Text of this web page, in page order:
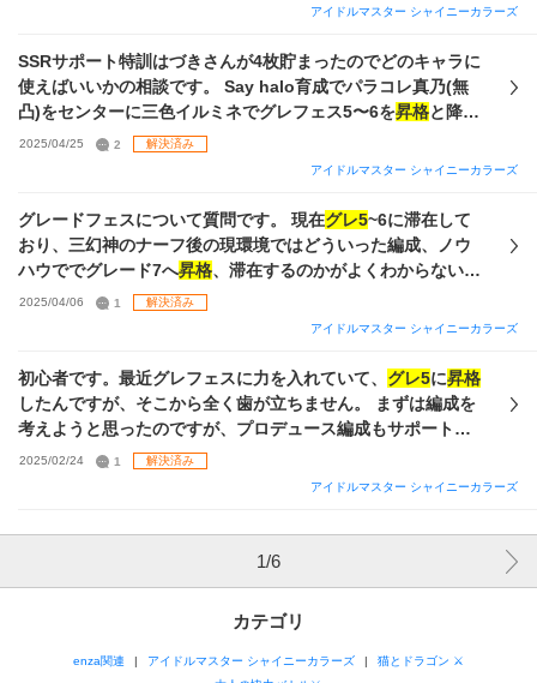
のが1番よいとのことですが、どのような編成でどのように進
メンバーの育成手順を変えていく必要があるのかなどまだ少
し理解が不十分な点があるため、何か育成チャートのような
ものがあれば教えて頂けると大変助かります。 また、グレフ
ェスの昇格難易度がまだあまりよくわかっていないので、教
えて頂いた編成と育成方法を行った場合、目標であるグレー
です。もちろん正確にわかることではないと思いますが、大
体の感覚でもいいので教えていただけると嬉しいです。 長々
と失礼しました。回答何卒よろしくお願いします。
マス知識としては、STEP実装あたりから記憶がおぼろげにな
っている状態です。 分かりづらい説明で申し訳ございません
が、ご回答いただけますと幸いです。
アイドルマスター シャイニーカラーズ
SSRサポート特訓はづきさんが4枚貯まったのでどのキャラに
使えばいいかの相談です。 Say halo育成でパラコレ真乃(無
凸)をセンターに三色イルミネでグレフェス5〜6を昇格と降格
を繰り返しています。写真1枚目が編成パーティーです。
Le【杜野凛世の印象派】杜野凛世(4凸) Vo 【roundly】緋田
野灯織（2凸） Vi 【たまゆらフレーミング】八宮めぐる（無
凸） 【283プロの日常】七草はづきを4凸にしてイルミネとシ
ーズの100パーセントバフを軸にする構成にしようと考えてい
ートも貼っておくのでこっちの方が凸におすすめなどあった
2025/04/25 2
解決済み
アイドルマスター シャイニーカラーズ
グレードフェスについて質問です。 現在グレ5~6に滞在して
おり、三幻神のナーフ後の現環境ではどういった編成、ノウ
ハウででグレード7へ昇格、滞在するのかがよくわからない状
態にあります パラコレを編成してCAで加点などぼんやりとし
か理解出来ていません アンティーカを編成して臨みたいと考
レフェスでの立ち回りをご教授願います ・パラきりは3凸ま
で可能です ・パラはづき0、トワはづきP・Sどちらか1枚、
SSRはづきP・Sともに12枚程度使用できます ・シャニアニ特
枚完凸できます ・恒常サポカについては、年内に出た物以外
は所持している状態です ・シャイニーパス未加入です。パッ
2025/04/06 1
解決済み
アイドルマスター シャイニーカラーズ
初心者です。最近グレフェスに力を入れていて、 グレ5に昇格
したんですが、そこから全く歯が立ちません。 まずは編成を
考えようと思ったのですが、プロデュース編成もサポート編
成もどうすれば良いのかよく分かりません。 はづきさんは
P、Sともに3、4枚持ってます。 アンティーカ推しなので、で
2025/02/24 1
解決済み
アイドルマスター シャイニーカラーズ
1/6
カテゴリ
enza関連 アイドルマスター シャイニーカラーズ
猫とドラゴン ⚔